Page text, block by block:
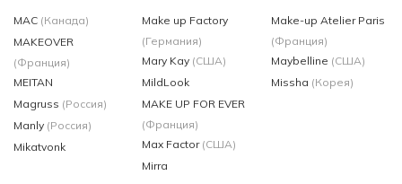
MAC (Канада)
MAKEOVER
(Франция)
MEITAN
Magruss (Россия)
Manly (Россия)
Mikatvonk
Make up Factory
(Германия)
Mary Kay (США)
MildLook
MAKE UP FOR EVER
(Франция)
Max Factor (США)
Mirra
Make-up Atelier Paris
(Франция)
Maybelline (США)
Missha (Корея)